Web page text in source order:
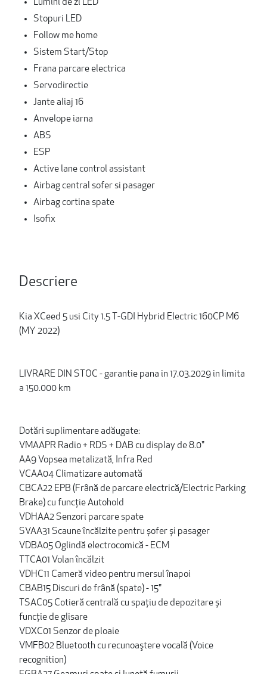
Lumini de zi LED
Stopuri LED
Follow me home
Sistem Start/Stop
Frana parcare electrica
Servodirectie
Jante aliaj 16
Anvelope iarna
ABS
ESP
Active lane control assistant
Airbag central sofer si pasager
Airbag cortina spate
Isofix
Descriere
Kia XCeed 5 usi City 1.5 T-GDI Hybrid Electric 160CP M6
(MY 2022)
LIVRARE DIN STOC - garantie pana in 17.03.2029 in limita
a 150.000 km
Dotări suplimentare adăugate:
VMAAPR Radio + RDS + DAB cu display de 8.0"
AA9 Vopsea metalizată, Infra Red
VCAA04 Climatizare automată
CBCA22 EPB (Frână de parcare electrică/Electric Parking
Brake) cu funcţie Autohold
VDHAA2 Senzori parcare spate
SVAA31 Scaune încălzite pentru șofer și pasager
VDBA05 Oglindă electrocomică - ECM
TTCA01 Volan încălzit
VDHC11 Cameră video pentru mersul înapoi
CBAB15 Discuri de frână (spate) - 15"
TSAC05 Cotieră centrală cu spațiu de depozitare și
funcție de glisare
VDXC01 Senzor de ploaie
VMFB02 Bluetooth cu recunoaştere vocală (Voice
recognition)